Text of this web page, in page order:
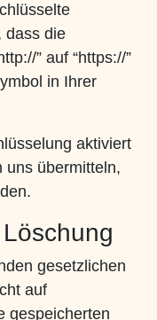
dass die
” auf “https://”
in Ihrer
aktiviert
uns übermitteln,
gesetzlichen
auf
gespeicherten